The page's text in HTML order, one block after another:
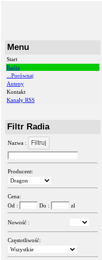
Menu
Start
Radia
...Porównaj
Anteny
Kontakt
Kanały RSS
Filtr Radia
Nazwa : Filtruj
Producent:
Cena:
Od :
Do : zł
Nowość :
Częstotliwość: